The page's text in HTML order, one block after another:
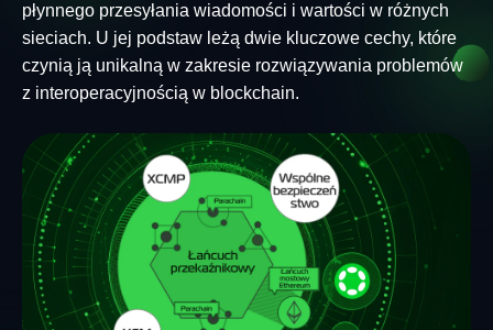
płynnego przesyłania wiadomości i wartości w różnych
sieciach. U jej podstaw leżą dwie kluczowe cechy, które
czynią ją unikalną w zakresie rozwiązywania problemów
z interoperacyjnością w blockchain.